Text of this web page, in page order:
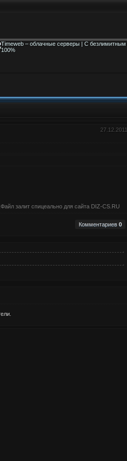
27.12.2011
залит спицеально для сайта DIZ-CS.RU
Комментариев 0